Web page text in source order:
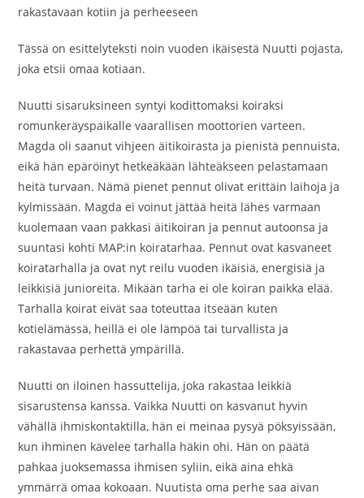
rakastavaan kotiin ja perheeseen
Tässä on esittelyteksti noin vuoden ikäisestä Nuutti pojasta,
joka etsii omaa kotiaan.
Nuutti sisaruksineen syntyi kodittomaksi koiraksi
romunkeräyspaikalle vaarallisen moottorien varteen.
Magda oli saanut vihjeen äitikoirasta ja pienistä pennuista,
eikä hän epäröinyt hetkeäkään lähteäkseen pelastamaan
heitä turvaan. Nämä pienet pennut olivat erittäin laihoja ja
kylmissään. Magda ei voinut jättää heitä lähes varmaan
kuolemaan vaan pakkasi äitikoiran ja pennut autoonsa ja
suuntasi kohti MAP:in koiratarhaa. Pennut ovat kasvaneet
koiratarhalla ja ovat nyt reilu vuoden ikäisiä, energisiä ja
leikkisiä junioreita. Mikään tarha ei ole koiran paikka elää.
Tarhalla koirat eivät saa toteuttaa itseään kuten
kotielämässä, heillä ei ole lämpöä tai turvallista ja
rakastavaa perhettä ympärillä.
Nuutti on iloinen hassuttelija, joka rakastaa leikkiä
sisarustensa kanssa. Vaikka Nuutti on kasvanut hyvin
vähällä ihmiskontaktilla, hän ei meinaa pysyä pöksyissään,
kun ihminen kävelee tarhalla häkin ohi. Hän on päätä
pahkaa juoksemassa ihmisen syliin, eikä aina ehkä
ymmärrä omaa kokoaan. Nuutista oma perhe saa aivan